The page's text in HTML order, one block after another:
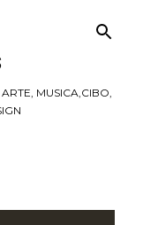
MUSICA,CIBO,